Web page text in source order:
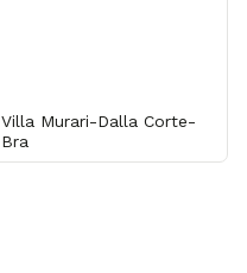
Villa Murari-Dalla Corte-
Bra